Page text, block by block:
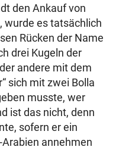
den Ankauf von
wurde es tatsächlich
Rücken der Name
drei Kugeln der
andere mit dem
sich mit zwei Bolla
musste, wer
ist das nicht, denn
sofern er ein
annehmen